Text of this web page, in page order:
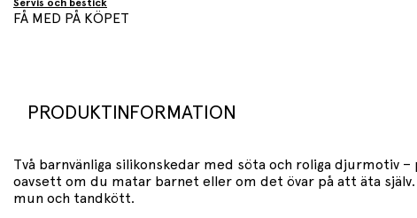
Servis och bestick
FÅ MED PÅ KÖPET
PRODUKTINFORMATION
Två barnvänliga silikonskedar med söta och roliga djurmotiv
oavsett om du matar barnet eller om det övar på att äta
mun och tandkött.